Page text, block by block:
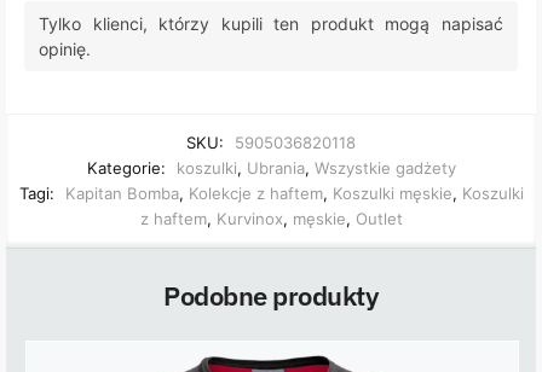
Tylko klienci, którzy kupili ten produkt mogą napisać
opinię.
SKU:
5905036820118
Kategorie:
koszulki, Ubrania, Wszystkie gadżety
Tagi:
Kapitan Bomba, Kolekcje z haftem, Koszulki męskie, Koszulki
z haftem, Kurvinox, męskie, Outlet
Podobne produkty